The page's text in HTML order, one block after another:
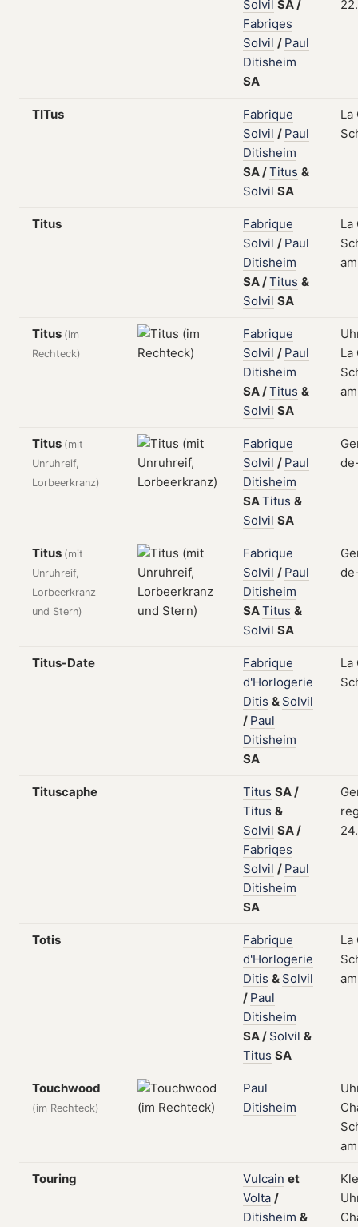
Solvil SA/
Fabriqes
Solvil / Paul
Ditisheim
SA
TITus
Fabrique
Solvil / Paul
Ditisheim
SA/Titus &
Solvil SA
La
Titus
Fabrique
Solvil / Paul
Ditisheim
SA/Titus &
Solvil SA
La
Titus (im
Rechteck)
Fabrique
Solvil / Paul
Ditisheim
SA/Titus &
Solvil SA
La
Titus (mit
Unruhreif,
Lorbeerkranz)
Fabrique
Solvil / Paul
Ditisheim
SATitus &
Solvil SA
Titus (mit
Unruhreif,
Lorbeerkranz
und Stern)
Fabrique
Solvil / Paul
Ditisheim
SATitus &
Solvil SA
Titus-Date
Fabrique
d'Horlogerie
Ditis & Solvil
/ Paul
Ditisheim
SA
La
Tituscaphe Titus SA/
Titus &
Solvil SA/
Fabriqes
Solvil / Paul
Ditisheim
SA
Totis
Fabrique
d'Horlogerie
Ditis & Solvil
/ Paul
Ditisheim
SA/ Solvil &
Titus SA
La
Touchwood
(im Rechteck)
Paul
Ditisheim
Touring Vulcain et
Volta /
Ditisheim &